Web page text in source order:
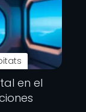
en el